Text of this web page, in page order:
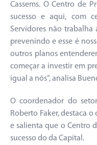
Cassems. O Centro de
sucesso e aqui, com
Servidores não trabalha
prevenindo e esse é
outros planos
começar a investir em
igual a nós”, analisa
O coordenador do
Roberto Faker, destaca
e salienta que o Centro
sucesso do da Capital.